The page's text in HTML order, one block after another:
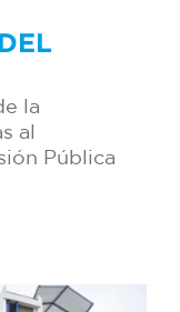
la
al
Pública